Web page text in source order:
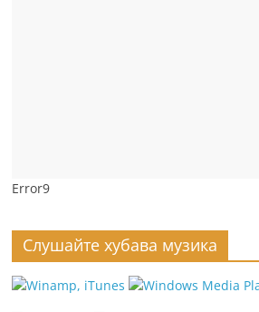
Error9
Слушайте хубава музика